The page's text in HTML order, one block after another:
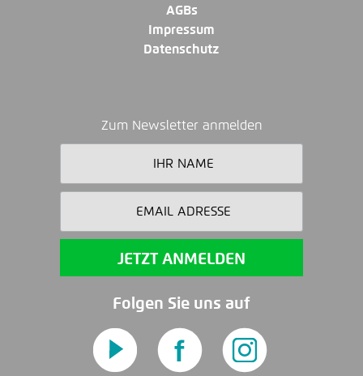
AGBs
Impressum
Datenschutz
Zum Newsletter anmelden
Folgen Sie uns auf